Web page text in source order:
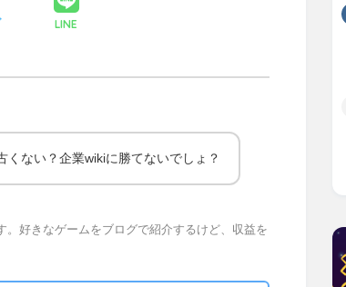
LINE
ない？企業wikiに勝てないでしょ？
好きなゲームをブログで紹介するけど、収益を